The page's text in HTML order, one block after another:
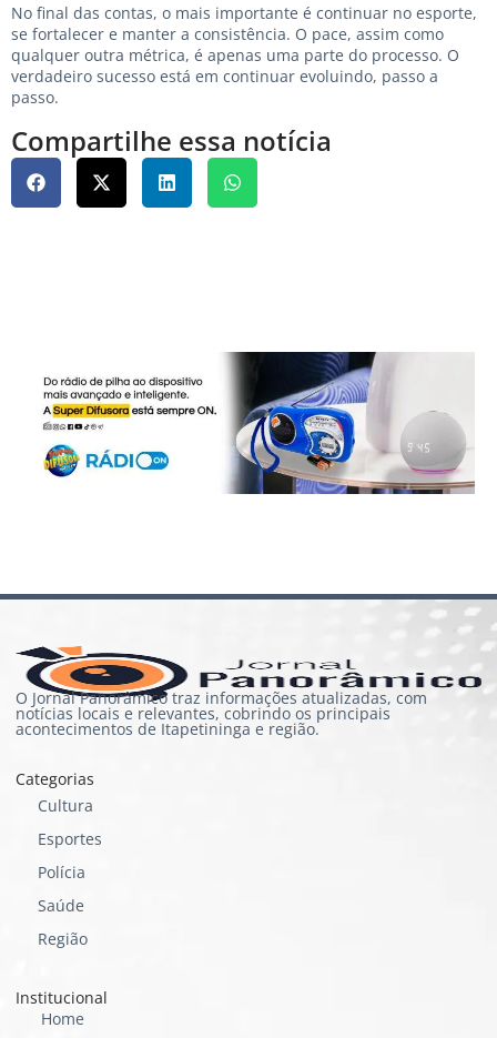
No final das contas, o mais importante é continuar no esporte,
se fortalecer e manter a consistência. O pace, assim como
qualquer outra métrica, é apenas uma parte do processo. O
verdadeiro sucesso está em continuar evoluindo, passo a
passo.
Compartilhe essa notícia
O Jornal Panorâmico traz informações atualizadas, com
notícias locais e relevantes, cobrindo os principais
acontecimentos de Itapetininga e região.
Categorias
Cultura
Esportes
Polícia
Saúde
Região
Institucional
Home